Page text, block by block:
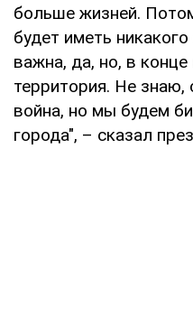
больше жизней.
будет иметь
важна, да, но, в
территория. Не знаю,
война, но мы будем
города", – сказал